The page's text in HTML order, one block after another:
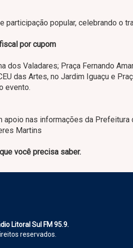
participação popular, celebrando o
por cupom
dos Valadares; Praça Fernando
das Artes, no Jardim Iguaçu e
evento.
apoio nas informações da Prefeitura
Martins
você precisa saber.
Litoral Sul FM 95.9.
reservados.